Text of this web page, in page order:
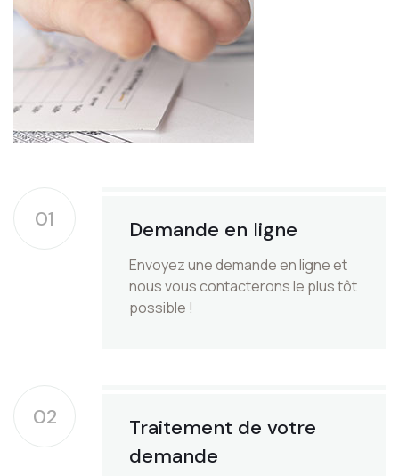
01 Demande en ligne
Envoyez une demande en ligne et
nous vous contacterons le plus tôt
possible !
02
Traitement de votre
demande